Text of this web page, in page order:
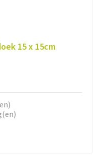
15 x 15cm